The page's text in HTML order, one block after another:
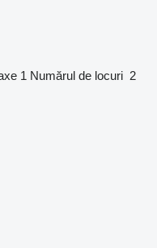
1 Numărul de locuri 2